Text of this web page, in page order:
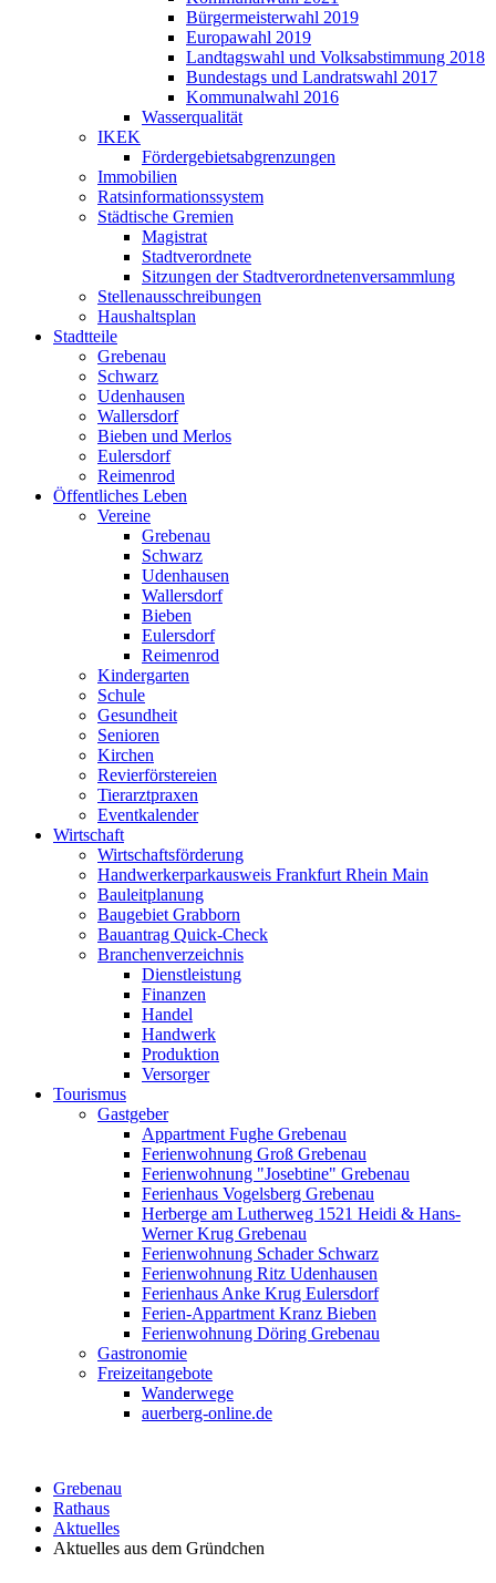
Bürgermeisterwahl 2019
Europawahl 2019
Landtagswahl und Volksabstimmung 2018
Bundestags und Landratswahl 2017
Kommunalwahl 2016
Wasserqualität
IKEK
Fördergebietsabgrenzungen
Immobilien
Ratsinformationssystem
Städtische Gremien
Magistrat
Stadtverordnete
Sitzungen der Stadtverordnetenversammlung
Stellenausschreibungen
Haushaltsplan
Stadtteile
Grebenau
Schwarz
Udenhausen
Wallersdorf
Bieben und Merlos
Eulersdorf
Reimenrod
Öffentliches Leben
Vereine
Grebenau
Schwarz
Udenhausen
Wallersdorf
Bieben
Eulersdorf
Reimenrod
Kindergarten
Schule
Gesundheit
Senioren
Kirchen
Revierförstereien
Tierarztpraxen
Eventkalender
Wirtschaft
Wirtschaftsförderung
Handwerkerparkausweis Frankfurt Rhein Main
Bauleitplanung
Baugebiet Grabborn
Bauantrag Quick-Check
Branchenverzeichnis
Dienstleistung
Finanzen
Handel
Handwerk
Produktion
Versorger
Tourismus
Gastgeber
Appartment Fughe Grebenau
Ferienwohnung Groß Grebenau
Ferienwohnung "Josebtine" Grebenau
Ferienhaus Vogelsberg Grebenau
Herberge am Lutherweg 1521 Heidi & Hans-
Werner Krug Grebenau
Ferienwohnung Schader Schwarz
Ferienwohnung Ritz Udenhausen
Ferienhaus Anke Krug Eulersdorf
Ferien-Appartment Kranz Bieben
Ferienwohnung Döring Grebenau
Gastronomie
Freizeitangebote
Wanderwege
auerberg-online.de
Grebenau
Rathaus
Aktuelles
Aktuelles aus dem Gründchen